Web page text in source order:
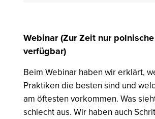
Webinar (Zur Zeit nur
verfügbar)
Beim Webinar haben wir erklärt,
Praktiken die besten sind und
am öftesten vorkommen. Was
schlecht aus. Wir haben auch